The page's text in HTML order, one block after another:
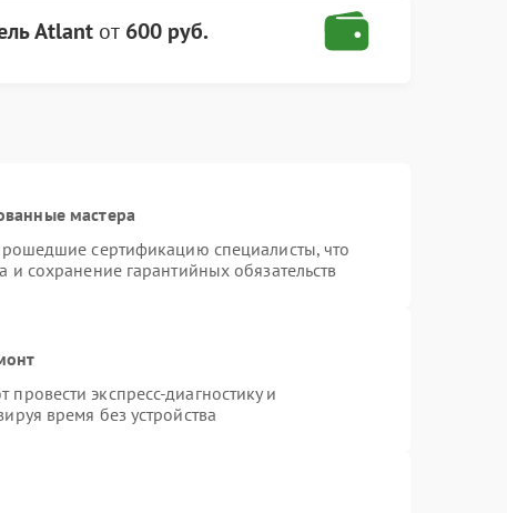
Atlant от 600 руб.
мастера
сертификацию специалисты, что
и сохранение гарантийных обязательств
экспресс-диагностику и
время без устройства